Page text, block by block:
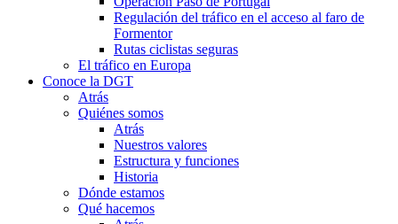
Regulación del tráfico en el acceso al faro de
Formentor
Rutas ciclistas seguras
El tráfico en Europa
Conoce la DGT
Atrás
Quiénes somos
Atrás
Nuestros valores
Estructura y funciones
Historia
Dónde estamos
Qué hacemos